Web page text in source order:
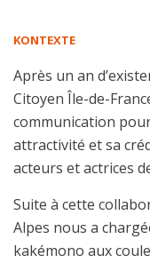
KONTEXTE
Après un an
Citoyen Île-de-
communication
attractivité et sa
acteurs et actrices
Suite à cette
Alpes nous a
kakémono aux